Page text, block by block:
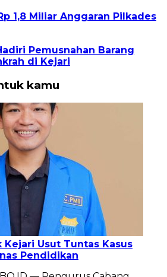
1,8 Miliar Anggaran Pilkades
Pemusnahan Barang
di Kejari
kamu
Kejari Usut Tuntas Kasus
Pendidikan